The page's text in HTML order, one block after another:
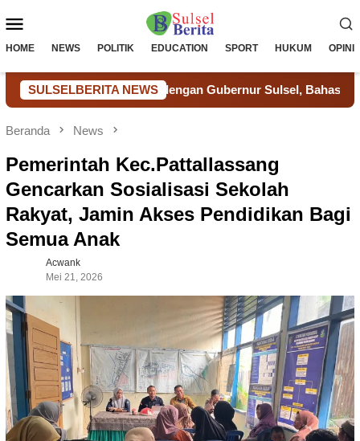
ke
Mobile
HOME NEWS POLITIK EDUCATION SPORT HUKUM OPINI
SULSELBERITA NEWS
Sulsel dengan Gubernur Sulsel, Bahas Sinergi dan
Beranda News
Pemerintah Kec.Pattallassang
Gencarkan Sosialisasi Sekolah
Rakyat, Jamin Akses Pendidikan Bagi
Semua Anak
Acwank
Mei 21, 2026